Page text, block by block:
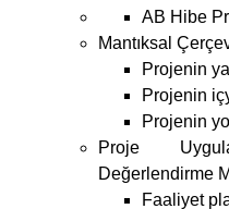
Proje
İzleme, Risk
İzleme
etkileri ve
Risk
Proje ve